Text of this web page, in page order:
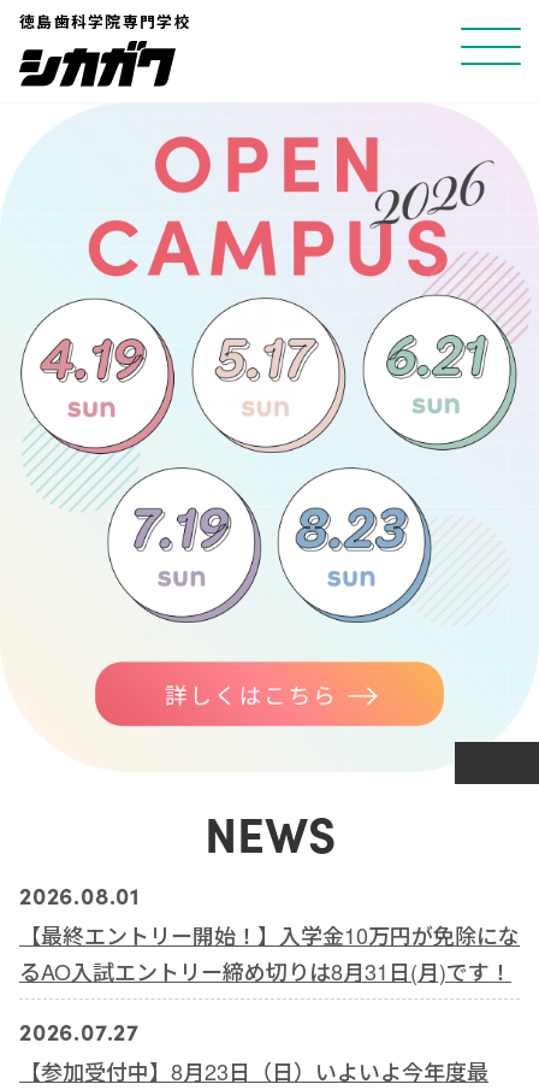
ツ
へ
徳島歯科学院専門学校
NEWS
2026.08.01
【最終エントリー開始！】入学金10万円が免除にな
るAO入試エントリー締め切りは8月31日(月)です！
2026.07.27
【参加受付中】8月23日（日）いよいよ今年度最